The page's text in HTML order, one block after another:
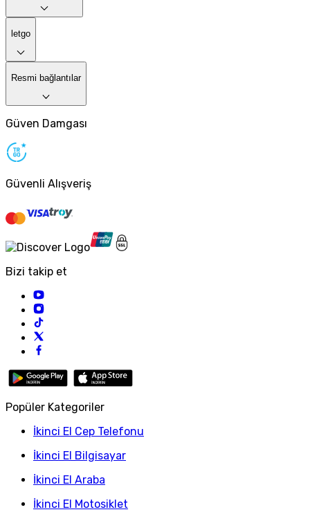
letgo
Resmi bağlantılar
Güven Damgası
Güvenli Alışveriş
Bizi takip et
Popüler Kategoriler
İkinci El Cep Telefonu
İkinci El Bilgisayar
İkinci El Araba
İkinci El Motosiklet